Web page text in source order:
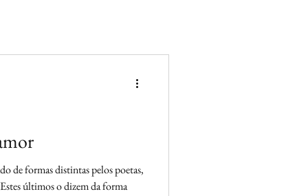
últimos o dizem da forma